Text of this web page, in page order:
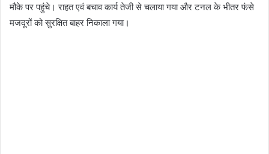
मौके पर पहुंचे। राहत एवं बचाव कार्य तेजी से चलाया गया और टनल के भीतर फंसे
मजदूरों को सुरक्षित बाहर निकाला गया।